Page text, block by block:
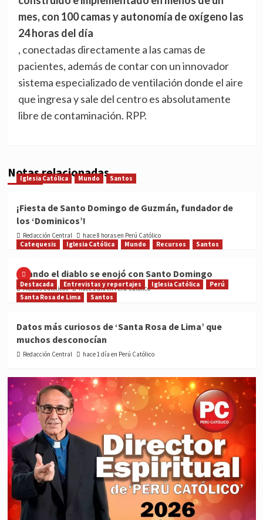
mes, con 100 camas y autonomía de oxígeno las
24 horas del día
, conectadas directamente a las camas de
pacientes, además de contar con un innovador
sistema especializado de ventilación donde el aire
que ingresa y sale del centro es absolutamente
libre de contaminación. RPP.
Notas relacionadas
Iglesia Católica Mundo Santos
¡Fiesta de Santo Domingo de Guzmán, fundador de
los ‘Dominicos’!
Redacción Central
hace 8 horas en Perú Católico
Catequesis
Iglesia Católica Mundo Recursos Santos
Cuando el diablo se enojó con Santo Domingo
Medios Católicos hace 1 día en Perú Católico
Destacada Entrevistas y reportajes Iglesia Católica
Perú
Santa Rosa de Lima
Santos
Datos más curiosos de ‘Santa Rosa de Lima’ que
muchos desconocían
Redacción Central hace 1 día en Perú Católico